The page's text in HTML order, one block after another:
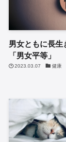
男女ともに長生
「男女平等」
2023.03.07 健康